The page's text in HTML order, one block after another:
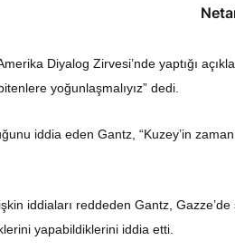
Diyalog Zirvesi’nde yaptığı
yoğunlaşmalıyız” dedi.
iddia eden Gantz, “Kuzey’in
iddiaları reddeden Gantz, Gazze’de
yapabildiklerini iddia etti.